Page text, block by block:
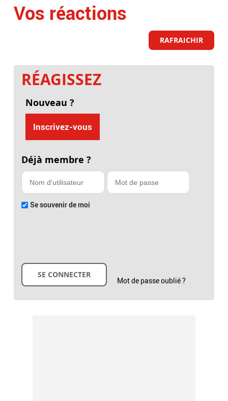
Vos réactions
RAFRAICHIR
RÉAGISSEZ
Nouveau ?
Inscrivez-vous
Déjà membre ?
Se souvenir de moi
Mot de passe oublié ?